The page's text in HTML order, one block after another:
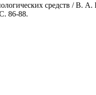
средств / В.
86-88.